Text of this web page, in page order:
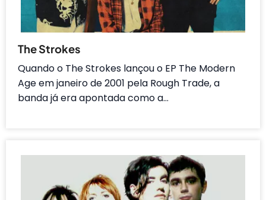
The Strokes
Quando o The Strokes lançou o EP The Modern
Age em janeiro de 2001 pela Rough Trade, a
banda já era apontada como a…